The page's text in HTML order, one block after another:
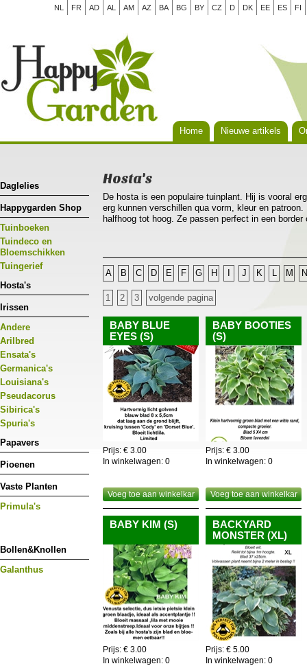
NL FR AD AL AM AZ BA BG BY CZ D DK EE ES FI
Home Nieuwe artikels
Daglelies
Happygarden Shop
Tuinboeken
Tuindeco en
Bloemschikken
Tuingerief
Hosta's
Irissen
Andere
Arilbred
Ensata's
Germanica's
Louisiana's
Pseudacorus
Sibirica's
Spuria's
Papavers
Pioenen
Vaste Planten
Primula's
Bollen&Knollen
Galanthus
Hosta's
De hosta is een populaire tuinplant. Hij is vooral
erg kunnen verschillen qua vorm, kleur en
halfhoog tot hoog. Ze passen perfect in een
A B C D E F G H J K L M N
1 2 3 volgende pagina
BABY BLUE
EYES (S)
Prijs: € 3.00
In winkelwagen: 0
Voeg toe aan winkelkar
BABY BOOTIES
(S)
Prijs: € 3.00
In winkelwagen: 0
Voeg toe aan winkelkar
BABY KIM (S)
Prijs: € 3.00
In winkelwagen: 0
BACKYARD
MONSTER (XL)
Prijs: € 5.00
In winkelwagen: 0